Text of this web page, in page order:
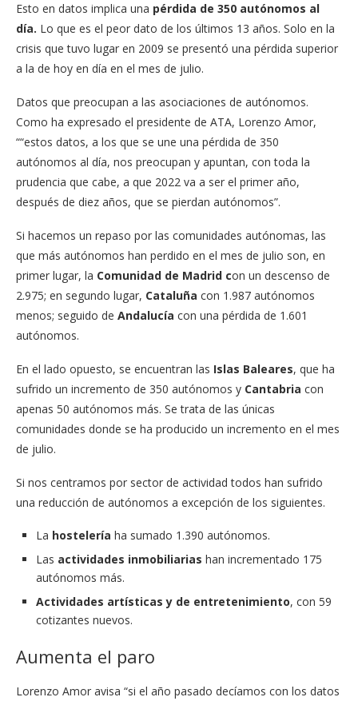
Esto en datos implica una pérdida de 350 autónomos al
día. Lo que es el peor dato de los últimos 13 años. Solo en la
crisis que tuvo lugar en 2009 se presentó una pérdida superior
a la de hoy en día en el mes de julio.
Datos que preocupan a las asociaciones de autónomos.
Como ha expresado el presidente de ATA, Lorenzo Amor,
““estos datos, a los que se une una pérdida de 350
autónomos al día, nos preocupan y apuntan, con toda la
prudencia que cabe, a que 2022 va a ser el primer año,
después de diez años, que se pierdan autónomos”.
Si hacemos un repaso por las comunidades autónomas, las
que más autónomos han perdido en el mes de julio son, en
primer lugar, la Comunidad de Madrid con un descenso de
2.975; en segundo lugar, Cataluña con 1.987 autónomos
menos; seguido de Andalucía con una pérdida de 1.601
autónomos.
En el lado opuesto, se encuentran las Islas Baleares, que ha
sufrido un incremento de 350 autónomos y Cantabria con
apenas 50 autónomos más. Se trata de las únicas
comunidades donde se ha producido un incremento en el mes
de julio.
Si nos centramos por sector de actividad todos han sufrido
una reducción de autónomos a excepción de los siguientes.
La hostelería ha sumado 1.390 autónomos.
Las actividades inmobiliarias han incrementado 175
autónomos más.
Actividades artísticas y de entretenimiento, con 59
cotizantes nuevos.
Aumenta el paro
Lorenzo Amor avisa “si el año pasado decíamos con los datos